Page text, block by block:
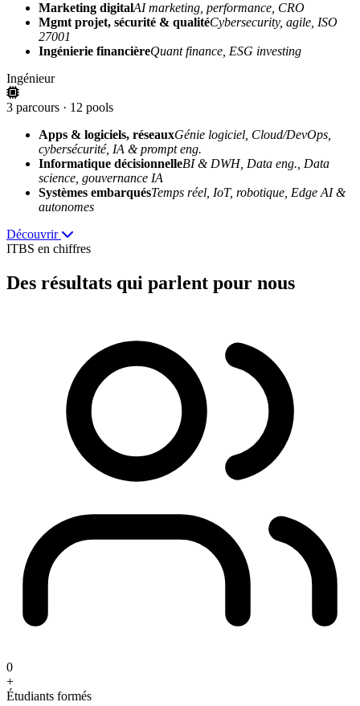
Marketing digitalAI marketing, performance, CRO
Mgmt projet, sécurité & qualitéCybersecurity, agile, ISO
27001
Ingénierie financièreQuant finance, ESG investing
Ingénieur
3 parcours · 12 pools
Apps & logiciels, réseauxGénie logiciel, Cloud/DevOps,
cybersécurité, IA & prompt eng.
Informatique décisionnelleBI & DWH, Data eng., Data
science, gouvernance IA
Systèmes embarquésTemps réel, IoT, robotique, Edge AI &
autonomes
Découvrir
ITBS en chiffres
Des résultats qui parlent pour nous
0
+
Étudiants formés